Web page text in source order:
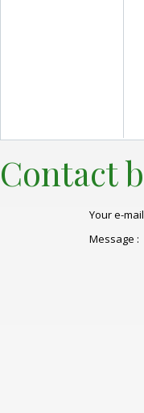
Contact
Your e-
Message :